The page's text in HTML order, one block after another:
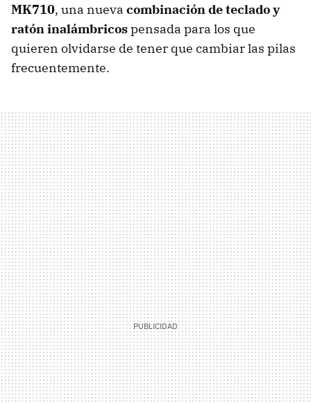
MK710, una nueva combinación de teclado y
ratón inalámbricospensada para los que
quieren olvidarse de tener que cambiar las pilas
frecuentemente.